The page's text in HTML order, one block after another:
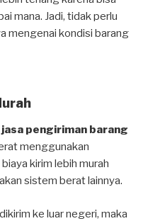
mana. Jadi, tidak perlu
mengenai kondisi barang
jasa pengiriman barang
menggunakan
kirim lebih murah
sistem berat lainnya.
ke luar negeri, maka